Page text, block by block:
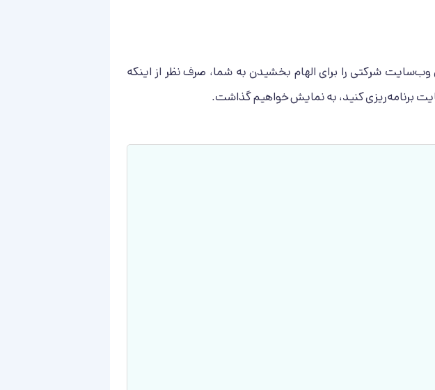
وب‌سایت شرکتی را برای الهام بخشیدن به شما، صرف نظر از اینکه
برنامه‌ریزی کنید، به نمایش خواهیم گذاشت.